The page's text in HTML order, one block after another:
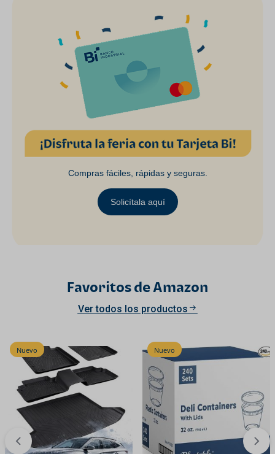
Compras fáciles, rápidas y seguras.
Solicítala aquí
Favoritos de Amazon
Ver todos los productos
Nuevo Nuevo